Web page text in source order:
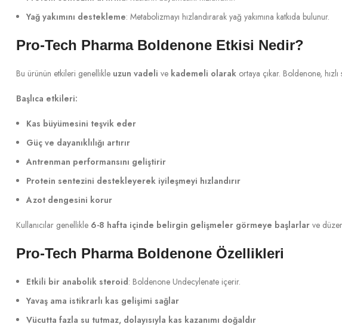
Yağ yakımını destekleme: Metabolizmayı hızlandırarak yağ yakımına katkıda bulunur.
Pro-Tech Pharma Boldenone Etkisi Nedir?
Bu ürünün etkileri genellikle uzun vadeli ve kademeli olarak ortaya çıkar. Boldenone,
Başlıca etkileri:
Kas büyümesini teşvik eder
Güç ve dayanıklılığı artırır
Antrenman performansını geliştirir
Protein sentezini destekleyerek iyileşmeyi hızlandırır
Azot dengesini korur
Kullanıcılar genellikle 6-8 hafta içinde belirgin gelişmeler görmeye başlarlar ve
Pro-Tech Pharma Boldenone Özellikleri
Etkili bir anabolik steroid: Boldenone Undecylenate içerir.
Yavaş ama istikrarlı kas gelişimi sağlar
Vücutta fazla su tutmaz, dolayısıyla kas kazanımı doğaldır